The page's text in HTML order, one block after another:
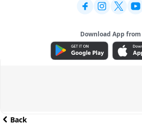
Download App from
ADVERTISEMENT
Back